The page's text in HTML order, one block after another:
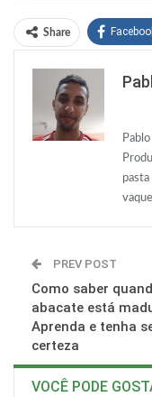
Share
O email
PREV POST
Como saber
abacate está
Aprenda e tenha
certeza
VOCÊ PODE